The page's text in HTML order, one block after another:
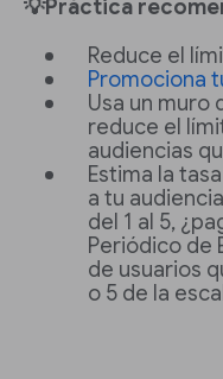
💡Práctica
Reduce el
Promociona
Usa un muro
reduce el
audiencias
Estima la
a tu
del 1 al 5,
Periódico de
de usuarios
o 5 de la